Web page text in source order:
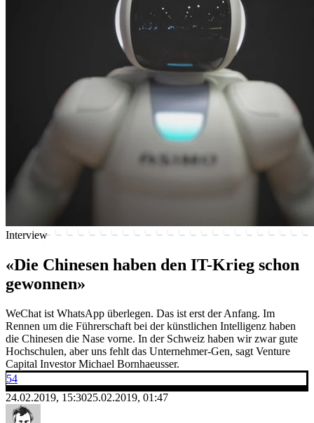
Interview
«Die Chinesen haben den IT-Krieg schon
gewonnen»
WeChat ist WhatsApp überlegen. Das ist erst der Anfang. Im
Rennen um die Führerschaft bei der künstlichen Intelligenz haben
die Chinesen die Nase vorne. In der Schweiz haben wir zwar gute
Hochschulen, aber uns fehlt das Unternehmer-Gen, sagt Venture
Capital Investor Michael Bornhaeusser.
54
24.02.2019, 15:3025.02.2019, 01:47